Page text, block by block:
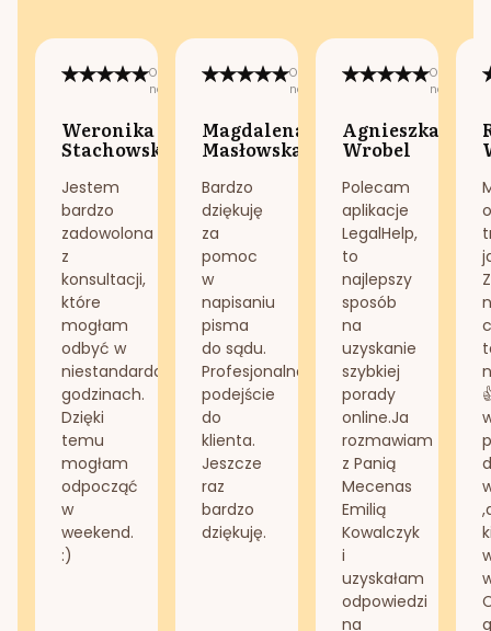
Opublikowano
na:
Weronika
Stachowska
Jestem
bardzo
zadowolona
z
konsultacji,
które
mogłam
odbyć w
niestandardowych
godzinach.
Dzięki
temu
mogłam
odpocząć
w
weekend.
:)
Opublikowano
na:
Magdalena
Masłowska
Bardzo
dziękuję
za
pomoc
w
napisaniu
pisma
do sądu.
Profesjonalne
podejście
do
klienta.
Jeszcze
raz
bardzo
dziękuję.
na:
Agnieszka
Wrobel
Polecam
aplikacje
LegalHelp,
to
najlepszy
sposób
na
uzyskanie
szybkiej
porady
online.Ja
rozmawiam
z Panią
Mecenas
Emilią
Kowalczyk
i
uzyskałam
odpowiedzi
na